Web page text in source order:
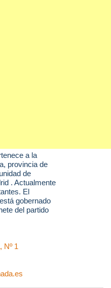
a la
, provincia de
de
. Actualmente
El
gobernado
del partido
Nº 1